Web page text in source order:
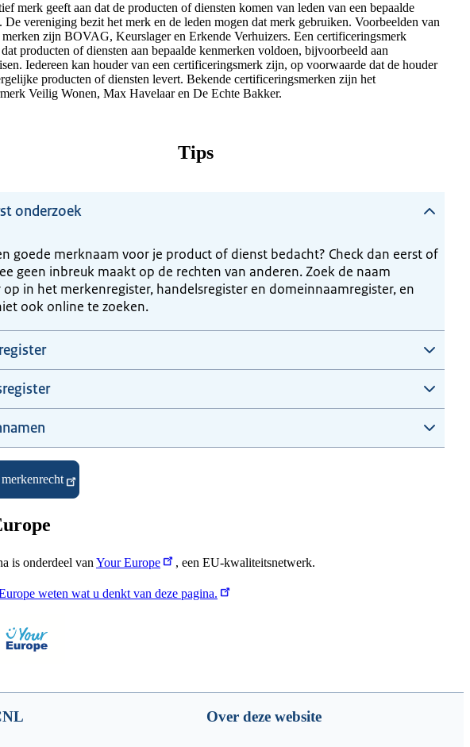
merk geeft aan dat de producten of diensten komen van leden van een bepaalde
De vereniging bezit het merk en de leden mogen dat merk gebruiken. Voorbeelden van
zijn BOVAG, Keurslager en Erkende Verhuizers. Een certificeringsmerk
dat producten of diensten aan bepaalde kenmerken voldoen, bijvoorbeeld aan
Iedereen kan houder van een certificeringsmerk zijn, op voorwaarde dat de houder
producten of diensten levert. Bekende certificeringsmerken zijn het
Veilig Wonen, Max Havelaar en De Echte Bakker.
Tips
onderzoek
goede merknaam voor je product of dienst bedacht? Check dan eerst of
geen inbreuk maakt op de rechten van anderen. Zoek de naam
in het merkenregister, handelsregister en domeinnaamregister, en
ook online te zoeken.
is onderdeel van Your Europe , een EU-kwaliteitsnetwerk.
weten wat u denkt van deze pagina.
Over deze website